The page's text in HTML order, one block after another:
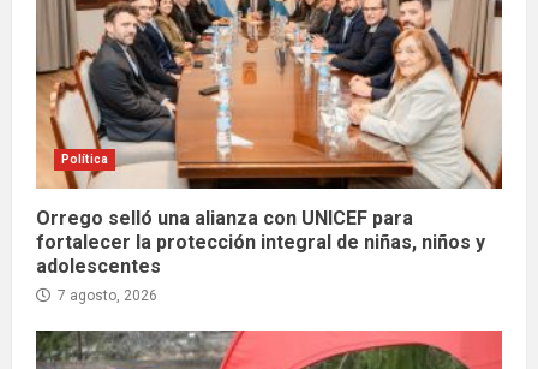
Política
Orrego selló una alianza con UNICEF para
fortalecer la protección integral de niñas, niños y
adolescentes
7 agosto, 2026